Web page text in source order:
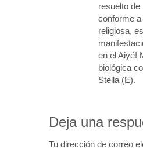
resuelto
conforme
religiosa,
en el Aiyé!
biológica
Stella (E).
Deja una
Tu dirección de correo